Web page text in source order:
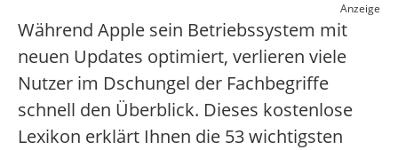
Anzeige
Während Apple sein Betriebssystem mit
neuen Updates optimiert, verlieren viele
Nutzer im Dschungel der Fachbegriffe
schnell den Überblick. Dieses kostenlose
Lexikon erklärt Ihnen die 53 wichtigsten